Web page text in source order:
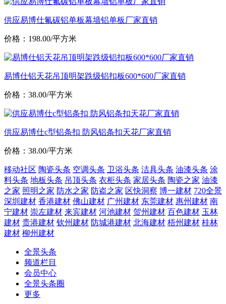
供应易博仕氟碳铝单板幕墙铝单板厂家直销
价格：198.00/平方米
易博仕铝天花吊顶明架跌级铝扣板600*600厂家直销
价格：38.00/平方米
供应易博仕c型铝条扣 防风铝条扣天花厂家直销
价格：38.00/平方米
移动社区 陶瓷头条 空调头条 卫浴头条 洁具头条 油漆头条 涂
料头条 地板头条 吊顶头条 衣柜头条 家居头条 陶瓷之家 油漆
之家 照明之家 防水之家 防盗之家 区快洞察 博一建材 720全景
深圳建材 香港建材 佛山建材 广州建材 东莞建材 惠州建材 南
宁建材 崇左建材 来宾建材 河池建材 贺州建材 百色建材 玉林
建材 贵港建材 钦州建材 防城港建材 北海建材 梧州建材 桂林
建材 柳州建材
全景头条
频道栏目
会员中心
全景头条圈
更多